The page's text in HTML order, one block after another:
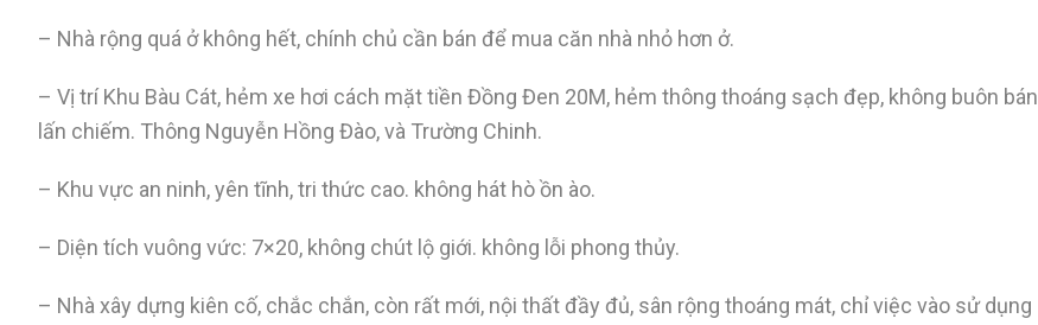
– Nhà rộng quá ở không hết, chính chủ cần bán để mua căn nhà nhỏ hơn ở.
– Vị trí Khu Bàu Cát, hẻm xe hơi cách mặt tiền Đồng Đen 20M, hẻm thông thoáng sạch đẹp, không buôn bán
lấn chiếm. Thông Nguyễn Hồng Đào, và Trường Chinh.
– Khu vực an ninh, yên tĩnh, tri thức cao. không hát hò ồn ào.
– Diện tích vuông vức: 7×20, không chút lộ giới. không lỗi phong thủy.
– Nhà xây dựng kiên cố, chắc chắn, còn rất mới, nội thất đầy đủ, sân rộng thoáng mát, chỉ việc vào sử dụng